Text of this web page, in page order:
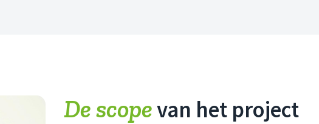
De scopevan het project